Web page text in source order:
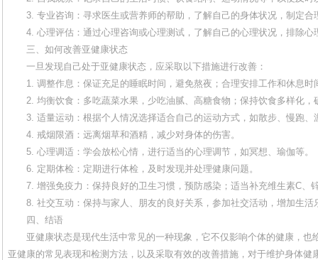
3. 专业咨询：寻求医生或营养师的帮助，了解自己的身体状况，制定合
4. 心理评估：通过心理咨询或心理测试，了解自己的心理状况，排除心
三、如何改善亚健康状态
一旦发现自己处于亚健康状态，应采取以下措施进行改善：
1. 调整作息：保证充足的睡眠时间，避免熬夜；合理安排工作和休息时
2. 均衡饮食：多吃蔬菜水果，少吃油腻、高糖食物；保持饮食多样化，
3. 适量运动：根据个人情况选择适合自己的运动方式，如散步、慢跑
4. 戒烟限酒：远离烟草和酒精，减少对身体的伤害。
5. 心理调适：学会放松心情，进行适当的心理调节，如冥想、瑜伽等。
6. 定期体检：定期进行体检，及时发现并处理健康问题。
7. 增强免疫力：保持良好的卫生习惯，预防感染；适当补充维生素C、
8. 社交互动：保持与家人、朋友的良好关系，参加社交活动，增加生活
四、结语
亚健康状态是现代生活中常见的一种现象，它不仅影响个体的健康，也
亚健康的常见表现和检测方法，以及采取有效的改善措施，对于维护身体健